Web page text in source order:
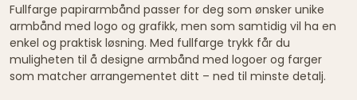
Fullfarge papirarmbånd passer for deg som ønsker unike
armbånd med logo og grafikk, men som samtidig vil ha en
enkel og praktisk løsning. Med fullfarge trykk får du
muligheten til å designe armbånd med logoer og farger
som matcher arrangementet ditt – ned til minste detalj.